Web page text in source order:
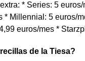
* Series: 5
Millennial: 5 euros/
euros/mes *
de la Tiesa?